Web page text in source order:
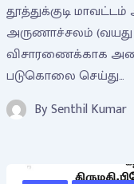
தூத்துக்குடி
அருணாச்சலம்
விசாரணைக்காக
படுகொலை செய்து…
BySenthil Kumar